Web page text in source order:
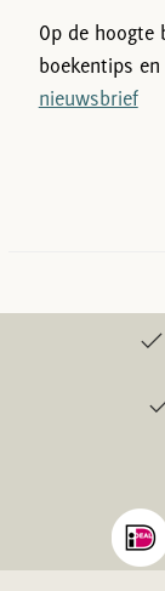
Op de hoogte
boekentips
nieuwsbrief